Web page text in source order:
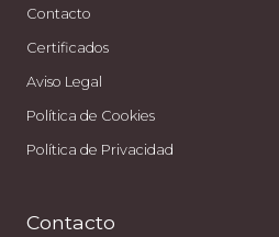
Contacto
Certificados
Aviso Legal
Política de Cookies
Política de Privacidad
Contacto